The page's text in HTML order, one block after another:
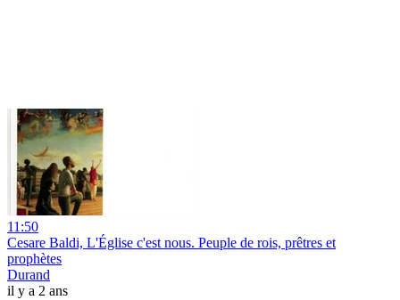
11:50
Cesare Baldi, L'Église c'est nous. Peuple de rois, prêtres et
prophètes
Durand
il y a 2 ans